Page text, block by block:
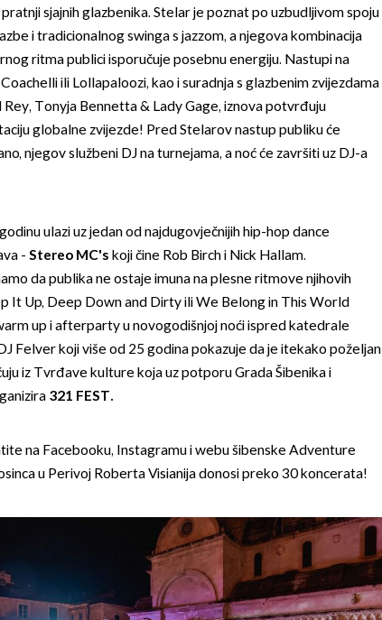
sjajnih glazbenika. Stelar je poznat po uzbudljivom spoju
i tradicionalnog swinga s jazzom, a njegova kombinacija
ritma publici isporučuje posebnu energiju. Nastupi na
ili Lollapaloozi, kao i suradnja s glazbenim zvijezdama
Tonyja Bennetta & Lady Gage, iznova potvrđuju
globalne zvijezde! Pred Stelarov nastup publiku će
njegov službeni DJ na turnejama, a noć će završiti uz DJ-a
ulazi uz jedan od najdugovječnijih hip-hop dance
- Stereo MC's koji čine Rob Birch i Nick Hallam.
da publika ne ostaje imuna na plesne ritmove njihovih
It Up, Deep Down and Dirty ili We Belong in This World
up i afterparty u novogodišnjoj noći ispred katedrale
Felver koji više od 25 godina pokazuje da je itekako poželjan
iz Tvrđave kulture koja uz potporu Grada Šibenika i
321 FEST.
na Facebooku, Instagramu i webu šibenske Adventure
u Perivoj Roberta Visianija donosi preko 30 koncerata!